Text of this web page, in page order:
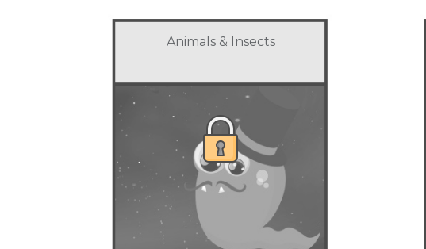
Animals & Insects